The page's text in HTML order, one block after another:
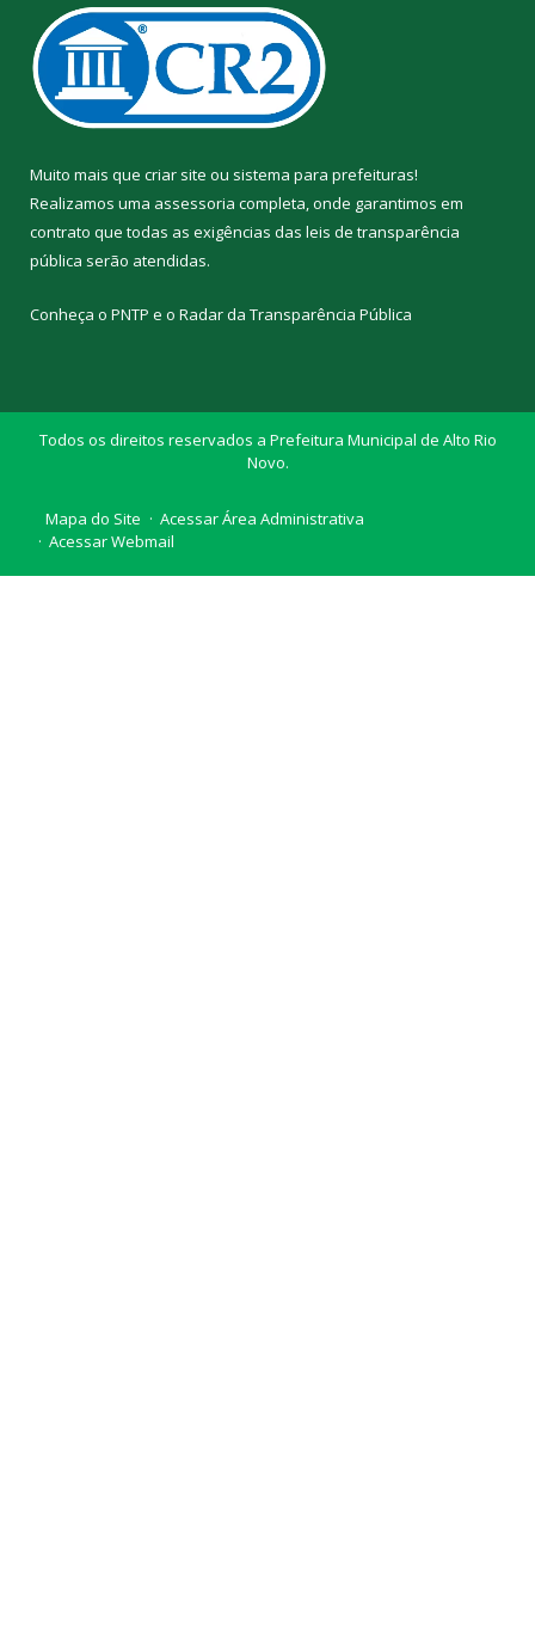
Muito mais que criar site ou sistema para prefeituras!
Realizamos uma assessoria completa, onde garantimos em
contrato que todas as exigências das leis de transparência
pública serão atendidas.
Conheça o PNTP e o Radar da Transparência Pública
Todos os direitos reservados a Prefeitura Municipal de Alto Rio
Novo.
Mapa do Site
Acessar Área Administrativa
Acessar Webmail